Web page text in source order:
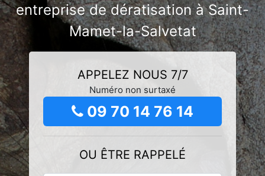
entreprise de dératisation à Saint-
Mamet-la-Salvetat
APPELEZ NOUS 7/7
Numéro non surtaxé
09 70 14 76 14
OU ÊTRE RAPPELÉ